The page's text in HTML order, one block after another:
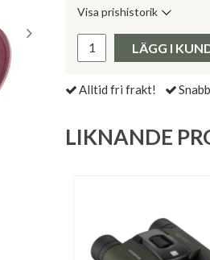
Visa prishistorik
LÄGG I
Alltid fri frakt!
LIKNANDE